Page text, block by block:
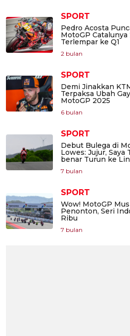
SPORT
Pedro Acosta
MotoGP
Terlempar ke Q1
2 bulan
SPORT
Demi Jinakkan
Terpaksa Ubah
MotoGP 2025
6 bulan
SPORT
Debut Bulega di
Lowes: Jujur,
benar Turun ke
7 bulan
SPORT
Wow! MotoGP
Penonton, Seri
Ribu
7 bulan